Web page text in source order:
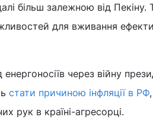
більш залежною від Пекіну.
для вживання
через війну
стати причиною інфляції в РФ
рук в країні-агресорці.